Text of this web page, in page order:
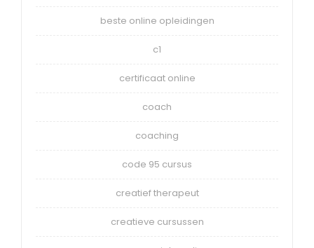
beste online opleidingen
c1
certificaat online
coach
coaching
code 95 cursus
creatief therapeut
creatieve cursussen